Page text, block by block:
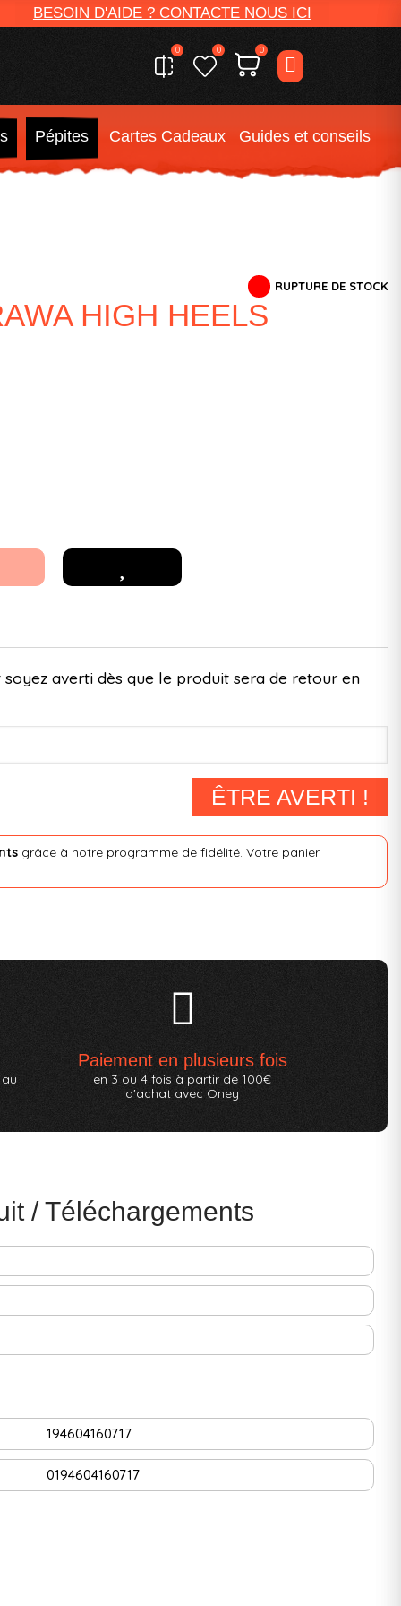
BESOIN D'AIDE ? CONTACTE NOUS ICI
0 0 0
Pépites Cartes Cadeaux Guides et conseils
RUPTURE DE STOCK
HIGH HEELS
averti dès que le produit sera de retour en
ÊTRE AVERTI !
grâce à notre programme de fidélité. Votre panier
Paiement en plusieurs fois
en 3 ou 4 fois à partir de 100€
d'achat avec Oney
/ Téléchargements
194604160717
0194604160717